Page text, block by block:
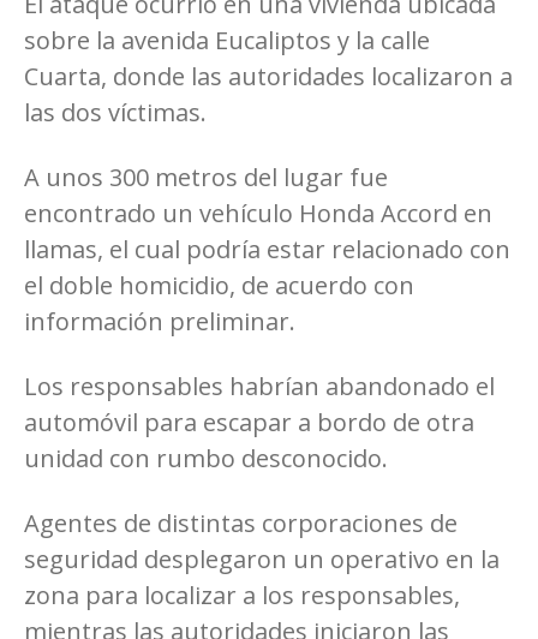
sobre la avenida Eucaliptos y la calle
Cuarta, donde las autoridades localizaron a
las dos víctimas.
A unos 300 metros del lugar fue
encontrado un vehículo Honda Accord en
llamas, el cual podría estar relacionado con
el doble homicidio, de acuerdo con
información preliminar.
Los responsables habrían abandonado el
automóvil para escapar a bordo de otra
unidad con rumbo desconocido.
Agentes de distintas corporaciones de
seguridad desplegaron un operativo en la
zona para localizar a los responsables,
mientras las autoridades iniciaron las